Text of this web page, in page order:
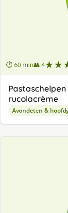
⏱ 60 min👥 4
rucolacrème
Avondeten &